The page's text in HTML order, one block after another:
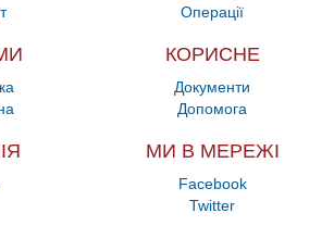
Операції
КОРИСНЕ
Документи
Допомога
МИ В МЕРЕЖІ
Facebook
Twitter